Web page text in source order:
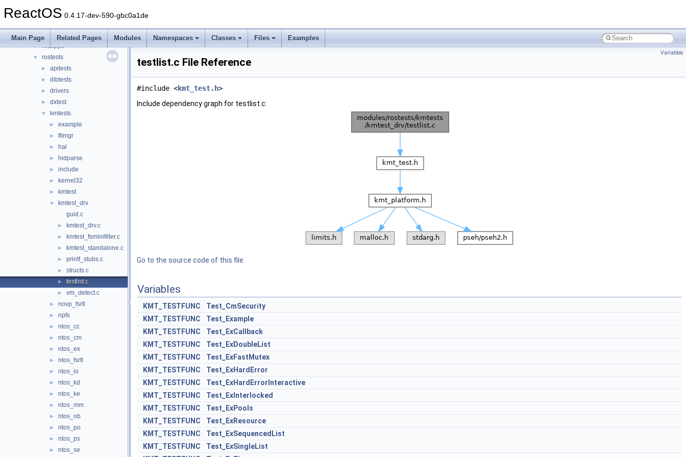
ReactOS 0.4.17-dev-590-gbc0a1de
Main Page Related Pages Modules Namespaces Classes Files Examples
► hal
▼ modules
► rosapps
▼ rostests
► apitests
► dibtests
► drivers
► dxtest
▼ kmtests
► example
► fltmgr
► hal
► hidparse
► include
► kernel32
► kmtest
▼
kmtest_drv
guid.c
► kmtest_drv.c
► kmtest_fsminifilter.c
► kmtest_standalone.c
► printf_stubs.c
► structs.c
► testlist.c
► vm_detect.c
► novp_fsrtl
► npfs
► ntos_cc
► ntos_cm
► ntos_ex
► ntos_fsrtl
► ntos_io
► ntos_kd
► ntos_ke
► ntos_mm
► ntos_ob
► ntos_po
► ntos_ps
► ntos_se
Variables
testlist.c File Reference
#include <kmt_test.h>
Include dependency graph for testlist.c:
Go to the source code of this file.
Variables
KMT_TESTFUNC
Test_CmSecurity
KMT_TESTFUNC
Test_Example
KMT_TESTFUNC
Test_ExCallback
KMT_TESTFUNC
Test_ExDoubleList
KMT_TESTFUNC
Test_ExFastMutex
KMT_TESTFUNC
Test_ExHardError
KMT_TESTFUNC
Test_ExHardErrorInteractive
KMT_TESTFUNC
Test_ExInterlocked
KMT_TESTFUNC
Test_ExPools
KMT_TESTFUNC
Test_ExResource
KMT_TESTFUNC
Test_ExSequencedList
KMT_TESTFUNC
Test_ExSingleList